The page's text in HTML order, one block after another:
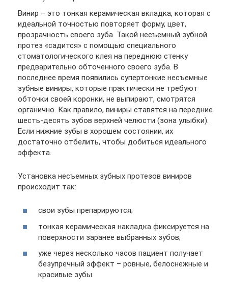
Винир – это тонкая керамическая вкладка, которая с
идеальной точностью повторяет форму, цвет,
прозрачность своего зуба. Такой несъемный зубной
протез «садится» с помощью специального
стоматологического клея на переднюю стенку
предварительно обточенного своего зуба. В
последнее время появились супертонкие несъемные
зубные виниры, которые практически не требуют
обточки своей коронки, не выпирают, смотрятся
органично. Как правило, виниры ставятся на передние
шесть-десять зубов верхней челюсти (зона улыбки).
Если нижние зубы в хорошем состоянии, их
достаточно отбелить, чтобы добиться идеального
эффекта.
Установка несъемных зубных протезов виниров
происходит так:
свои зубы препарируются;
тонкая керамическая накладка фиксируется на
поверхности заранее выбранных зубов;
уже через несколько часов пациент получает
безупречный эффект – ровные, белоснежные и
красивые зубы.